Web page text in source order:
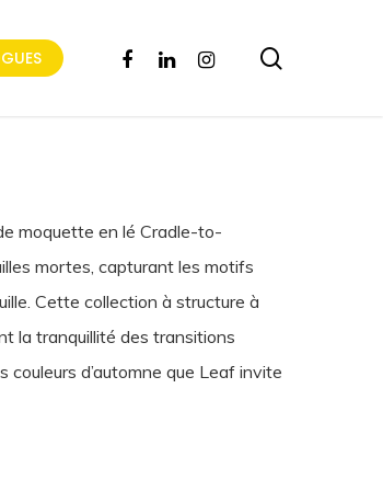
FACEBOOKLINKEDININSTAGRAM
moquette en lé Cradle-to-
mortes, capturant les motifs
Cette collection à structure à
la tranquillité des transitions
d’automne que Leaf invite